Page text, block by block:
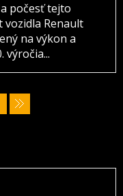
počesť tejto
vozidla Renault
na výkon a
výročia...